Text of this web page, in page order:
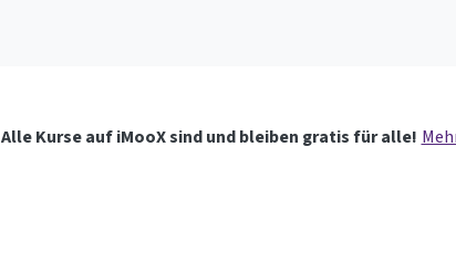
Alle Kurse auf iMooX sind und bleiben gratis für alle!